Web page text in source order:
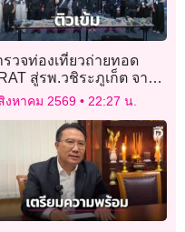
รวจท่องเที่ยวถ่ายทอด
สู่รพ.วชิระภูเก็ต จาก
ก–ปิด–ป้องกัน’ สู่ระบบ
หว่าง–หลังเกิดเหตุ
งหาคม 2569 22:27 น.